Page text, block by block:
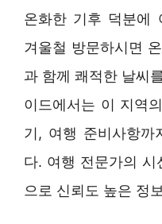
온화한 기후 덕분에
겨울철 방문하시면
과 함께 쾌적한 날씨
이드에서는 이 지역
기, 여행 준비사항까
다. 여행 전문가의
으로 신뢰도 높은 정